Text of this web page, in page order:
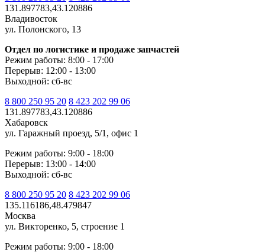
131.897783,43.120886
Владивосток
ул. Полонского, 13
Отдел по логистике и продаже запчастей
Режим работы: 8:00 - 17:00
Перерыв: 12:00 - 13:00
Выходной: сб-вс
8 800 250 95 20 8 423 202 99 06
131.897783,43.120886
Хабаровск
ул. Гаражный проезд, 5/1, офис 1
Режим работы: 9:00 - 18:00
Перерыв: 13:00 - 14:00
Выходной: сб-вс
8 800 250 95 20 8 423 202 99 06
135.116186,48.479847
Москва
ул. Викторенко, 5, строение 1
Режим работы: 9:00 - 18:00